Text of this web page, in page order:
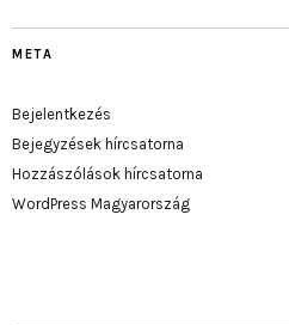
META
Bejelentkezés
Bejegyzések hírcsatorna
Hozzászólások hírcsatorna
WordPress Magyarország